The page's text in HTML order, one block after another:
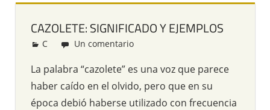
todo
mundo
CAZOLETE: SIGNIFICADO Y EJEMPLOS
Redacción
C Un comentario
La palabra “cazolete” es una voz que parece
haber caído en el olvido, pero que en su
época debió haberse utilizado con frecuencia